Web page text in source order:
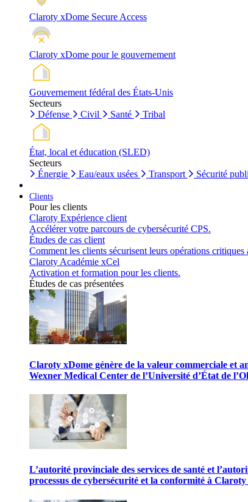
Claroty xDome Secure Access
Claroty xDome pour le gouvernement
Gouvernement fédéral des États-Unis
Secteurs
Défense
Civil Santé Tribal
État, local et éducation (SLED)
Secteurs
Énergie
Eau/eaux usées Transport Sécurité
Clients
Pour les clients
Claroty Expérience client
Accélérer votre parcours de cybersécurité CPS.
Études de cas client
Comment les clients sécurisent leurs opérations critiques
Claroty Académie xCel
Activation et formation pour les clients.
Études de cas présentées
Claroty xDome génère de la valeur commerciale et
Wexner Medical Center de l’Université d’État de
L’autorité provinciale des services de santé et
processus de cybersécurité et la conformité à